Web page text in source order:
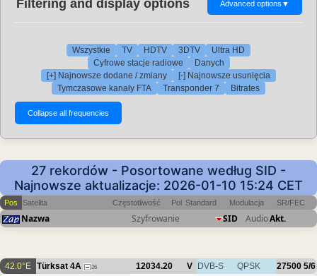
Filtering and display options Advanced options ▼
Wszystkie TV HDTV 3DTV
Ultra HD
Cyfrowe stacje radiowe
Danych
[+] Najnowsze dodane / zmiany
[-] Najnowsze usunięcia
Tymczasowe kanały FTA
Transponder 7 Bitrates
27 rekordów - Posortowane według SID -
Najnowsze aktualizacje: 2026-01-10 15:24 CET
Pos Satelita Częstotliwość Pol Standard Modulacja SR/FEC
Nazwa Szyfrowanie SID AudioAkt.
42.0°E Türksat 4A 26 12034.20 V DVB-S QPSK 27500 5/6